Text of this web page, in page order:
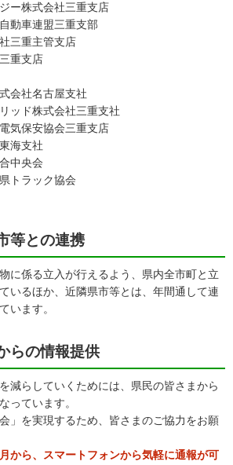
ー株式会社三重支店
動車連盟三重支部
三重主管支店
重支店
会社名古屋支社
ッド株式会社三重支社
気保安協会三重支店
海支社
中央会
トラック協会
等との連携
に係る立入が行えるよう、県内全市町と立
いるほか、近隣県市等とは、年間通して連
います。
らの情報提供
減らしていくためには、県民の皆さまから
っています。
」を実現するため、皆さまのご協力をお願
から、スマートフォンから気軽に通報が可